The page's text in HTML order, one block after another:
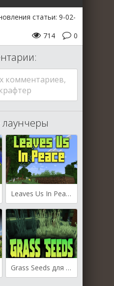
статьи: 9-02-
0
714
комментариев,
Leaves Us In Peace для Майнкрафт [1.20.4, 1.20.2, 1.20.1]
Grass Seeds для Майнкрафт [1.20.2, 1.20.1, 1.20]